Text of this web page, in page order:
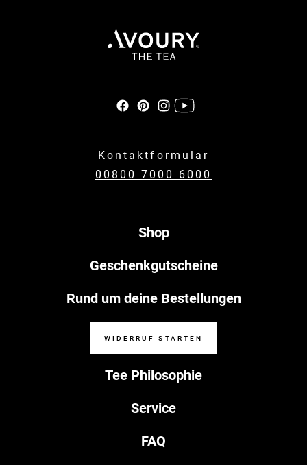
Kontaktformular
00800 7000 6000
Tee Philosophie
Service
FAQ
Shop
Geschenkgutscheine
Rund um deine Bestellungen
WIDERRUF STARTEN